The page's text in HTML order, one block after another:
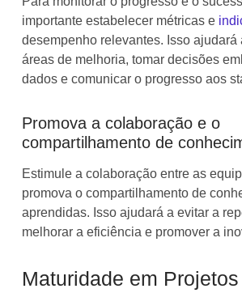
importante estabelecer métricas e
desempenho relevantes. Isso ajudará
áreas de melhoria, tomar decisões
dados e comunicar o progresso aos
Promova a colaboração e o
compartilhamento de
Estimule a colaboração entre as
promova o compartilhamento de
aprendidas. Isso ajudará a evitar a
melhorar a eficiência e promover a
Maturidade em